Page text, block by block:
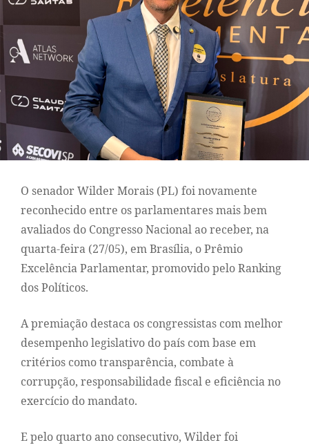
O senador Wilder Morais (PL) foi novamente
reconhecido entre os parlamentares mais bem
avaliados do Congresso Nacional ao receber, na
quarta-feira (27/05), em Brasília, o Prêmio
Excelência Parlamentar, promovido pelo Ranking
dos Políticos.
A premiação destaca os congressistas com melhor
desempenho legislativo do país com base em
critérios como transparência, combate à
corrupção, responsabilidade fiscal e eficiência no
exercício do mandato.
E pelo quarto ano consecutivo, Wilder foi